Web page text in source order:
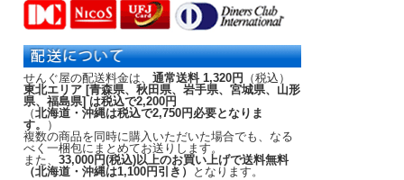
せんぐ屋の配送料金は、 通常送料 1,320円
（税込）
東北エリア [青森県、秋田県、岩手県、宮城県、山形
県、福島県] は税込で2,200円
（北海道・沖縄は税込で2,750円必要となりま
す。
）
複数の商品を同時に購入いただいた場合でも、なる
べく一梱包にまとめてお送りします。
また、 33,000円(税込)以上のお買い上げで送料無料
（北海道・沖縄は1,100円引き）
となります。